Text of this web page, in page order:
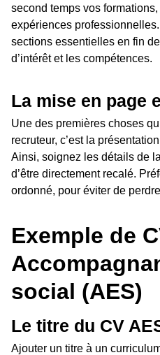
second temps vos
expériences
sections essentielles en fin
d’intérêt et les compétences.
La mise en page
Une des premières choses
recruteur, c’est la
Ainsi, soignez les détails de
d’être directement recalé.
ordonné, pour éviter de
Exemple de
social (AES)
Le titre du CV
Ajouter un titre à un